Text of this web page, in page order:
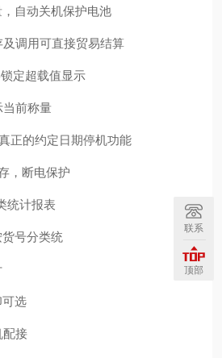
自动关机保护电池
调用可直接贸易结算
定超载值显示
当前称量
正的约定日期停机功能
，断电保护
统计报表
号分类统
选
配接
联系
顶部